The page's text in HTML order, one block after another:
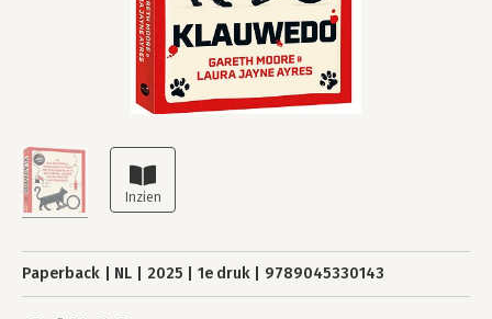
Paperback NL 2025 1e druk 9789045330143